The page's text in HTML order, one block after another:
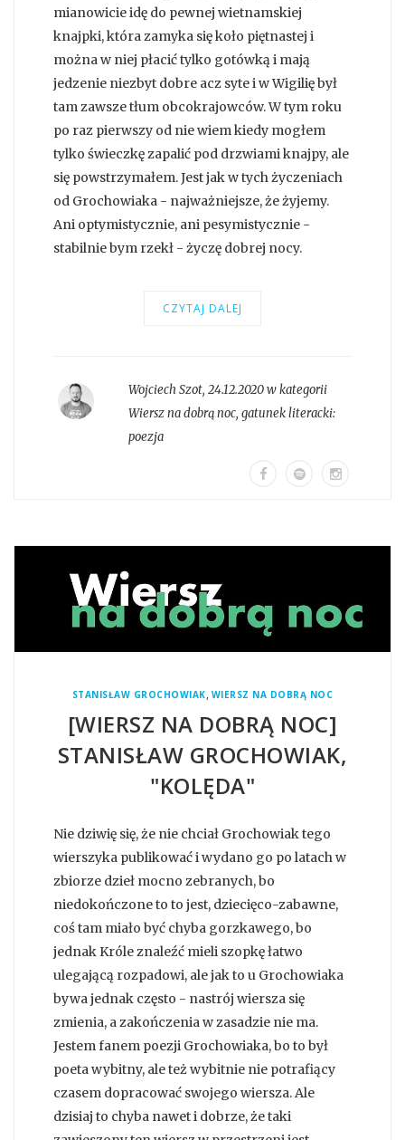
mianowicie idę do pewnej wietnamskiej
knajpki, która zamyka się koło piętnastej i
można w niej płacić tylko gotówką i mają
jedzenie niezbyt dobre acz syte i w Wigilię był
tam zawsze tłum obcokrajowców. W tym roku
po raz pierwszy od nie wiem kiedy mogłem
tylko świeczkę zapalić pod drzwiami knajpy, ale
się powstrzymałem. Jest jak w tych życzeniach
od Grochowiaka - najważniejsze, że żyjemy.
Ani optymistycznie, ani pesymistycznie -
stabilnie bym rzekł - życzę dobrej nocy.
CZYTAJ DALEJ
Wojciech Szot, 24.12.2020 w kategorii
Wiersz na dobrą noc, gatunek literacki:
poezja
STANISŁAW GROCHOWIAK, WIERSZ NA DOBRĄ NOC
[WIERSZ NA DOBRĄ NOC]
STANISŁAW GROCHOWIAK,
"KOLĘDA"
Nie dziwię się, że nie chciał Grochowiak tego
wierszyka publikować i wydano go po latach w
zbiorze dzieł mocno zebranych, bo
niedokończone to to jest, dziecięco-zabawne,
coś tam miało być chyba gorzkawego, bo
jednak Króle znaleźć mieli szopkę łatwo
ulegającą rozpadowi, ale jak to u Grochowiaka
bywa jednak często - nastrój wiersza się
zmienia, a zakończenia w zasadzie nie ma.
Jestem fanem poezji Grochowiaka, bo to był
poeta wybitny, ale też wybitnie nie potrafiący
czasem dopracować swojego wiersza. Ale
dzisiaj to chyba nawet i dobrze, że taki